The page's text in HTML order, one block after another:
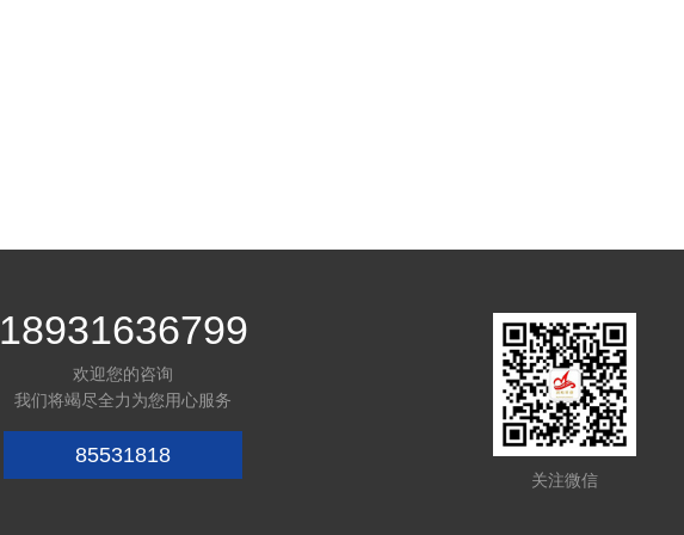
18931636799
欢迎您的咨询
我们将竭尽全力为您用心服务
85531818
关注微信